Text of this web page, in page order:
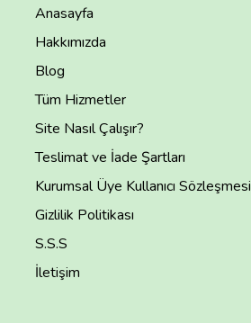
Anasayfa
Hakkımızda
Blog
Tüm Hizmetler
Site Nasıl Çalışır?
Teslimat ve İade Şartları
Kurumsal Üye Kullanıcı Sözleşmesi
Gizlilik Politikası
S.S.S
İletişim